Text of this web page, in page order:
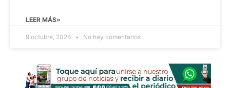
LEER MÁS»
9 octubre, 2024 No hay comentarios